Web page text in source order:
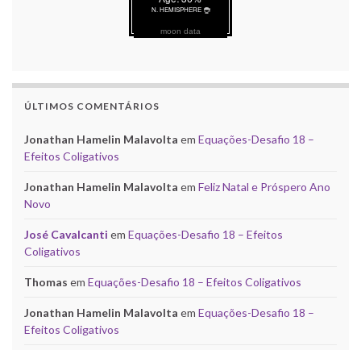
moon data
ÚLTIMOS COMENTÁRIOS
Jonathan Hamelin Malavolta em Equações-Desafio 18 –
Efeitos Coligativos
Jonathan Hamelin Malavolta em Feliz Natal e Próspero Ano
Novo
José Cavalcanti em Equações-Desafio 18 – Efeitos
Coligativos
Thomas em Equações-Desafio 18 – Efeitos Coligativos
Jonathan Hamelin Malavolta em Equações-Desafio 18 –
Efeitos Coligativos